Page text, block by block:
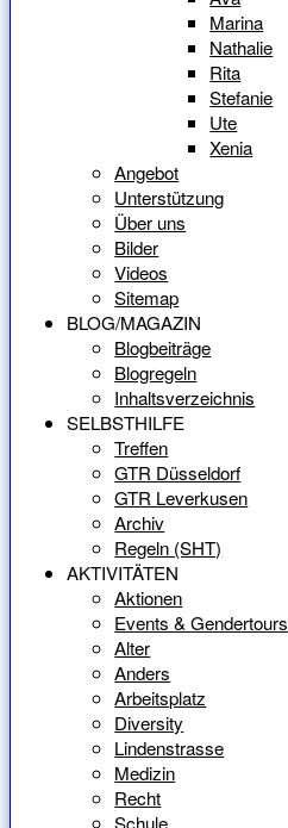
Marina
Nathalie
Rita
Stefanie
Ute
Xenia
Angebot
Unterstützung
Über uns
Bilder
Videos
Sitemap
BLOG/MAGAZIN
Blogbeiträge
Blogregeln
Inhaltsverzeichnis
SELBSTHILFE
Treffen
GTR Düsseldorf
GTR Leverkusen
Archiv
Regeln (SHT)
AKTIVITÄTEN
Aktionen
Events & Gendertours
Alter
Anders
Arbeitsplatz
Diversity
Lindenstrasse
Medizin
Recht
Schule